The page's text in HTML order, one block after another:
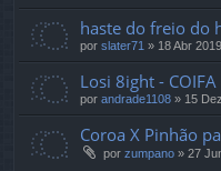
haste do freio do
por slater71 » 18 Abr
Losi 8ight -
por andrade1108 » 15
Coroa X Pinhão
por zumpano » 27